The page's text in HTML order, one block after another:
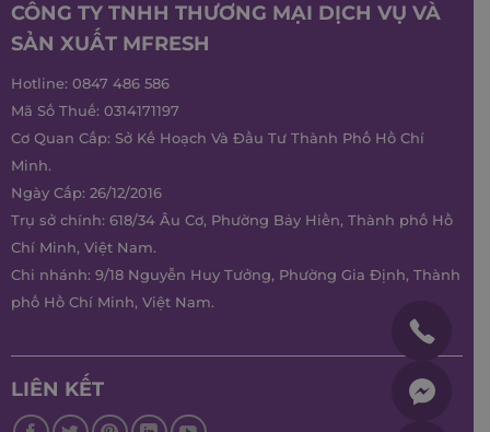
CÔNG TY TNHH THƯƠNG MẠI DỊCH VỤ VÀ
SẢN XUẤT MFRESH
Hotline: 0847 486 586
Mã Số Thuế: 0314171197
Cơ Quan Cấp: Sở Kế Hoạch Và Đầu Tư Thành Phố Hồ Chí
Minh.
Ngày Cấp: 26/12/2016
Trụ sở chính: 618/34 Âu Cơ, Phường Bảy Hiền, Thành phố Hồ
Chí Minh, Việt Nam.
Chi nhánh: 9/18 Nguyễn Huy Tưởng, Phường Gia Định, Thành
phố Hồ Chí Minh, Việt Nam.
LIÊN KẾT